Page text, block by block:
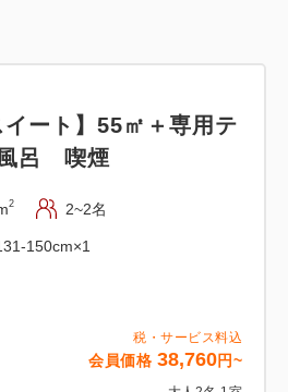
税・サービス料込
会員価格 38,760円~
イート】55㎡＋専用テ
呂 喫煙
2 2~2名
150cm×1